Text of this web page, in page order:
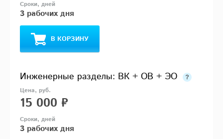
3 рабочих дня
В КОРЗИНУ
Инженерные разделы: ВК + ОВ + ЭО
15 000 ₽
3 рабочих дня